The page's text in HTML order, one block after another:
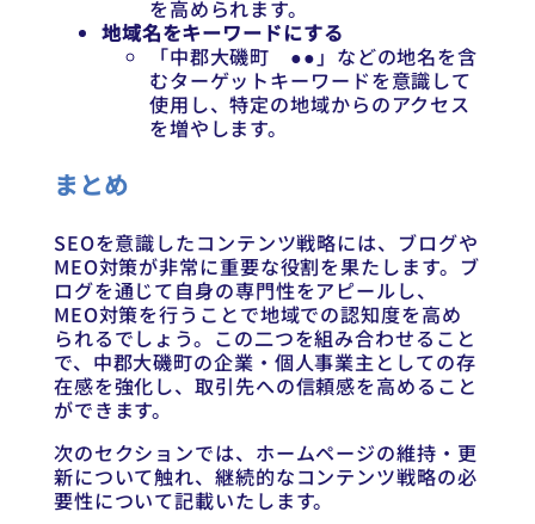
を高められます。
地域名をキーワードにする
「中郡大磯町 ●●」などの地名を含
むターゲットキーワードを意識して
使用し、特定の地域からのアクセス
を増やします。
まとめ
SEOを意識したコンテンツ戦略には、ブログや
MEO対策が非常に重要な役割を果たします。ブ
ログを通じて自身の専門性をアピールし、
MEO対策を行うことで地域での認知度を高め
られるでしょう。この二つを組み合わせること
で、中郡大磯町の企業・個人事業主としての存
在感を強化し、取引先への信頼感を高めること
ができます。
次のセクションでは、ホームページの維持・更
新について触れ、継続的なコンテンツ戦略の必
要性について記載いたします。